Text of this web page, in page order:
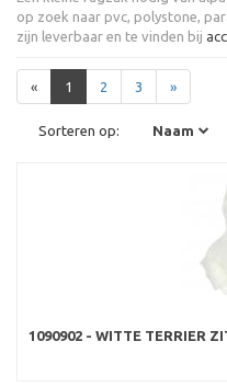
op zoek naar pvc, polystone,
zijn leverbaar en te vinden bij
« 1 2 3 »
Sorteren op: Naam
1090902 - WITTE TERRIER